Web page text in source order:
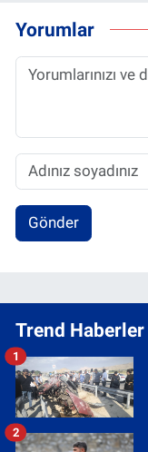
Yorumlar
Gönder
Trend Haberler
1
2